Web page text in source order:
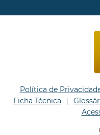
Política de
Ficha Técnica